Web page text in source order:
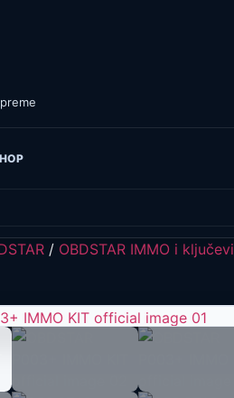
/ OBDSTAR IMMO i ključevi